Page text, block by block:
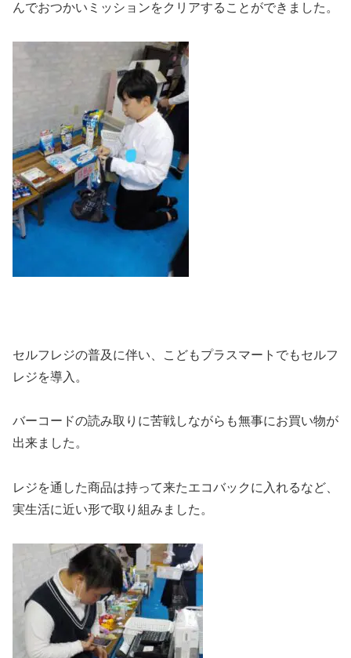
んでおつかいミッションをクリアすることができました。
セルフレジの普及に伴い、こどもプラスマートでもセルフ
レジを導入。
バーコードの読み取りに苦戦しながらも無事にお買い物が
出来ました。
レジを通した商品は持って来たエコバックに入れるなど、
実生活に近い形で取り組みました。